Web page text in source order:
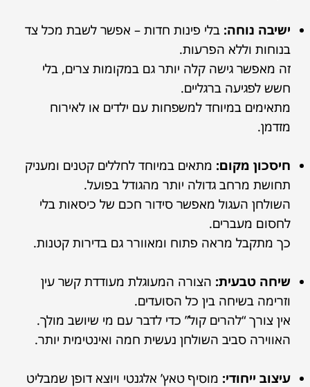
ישיבה נוחה: בלי פינות חדות – אפשר לשבת מכל צד
בנוחות וללא הפרעות.
זה מאפשר גישה קלה יותר גם במקומות צרים, בלי
חשש לפגיעה ברגליים.
מתאימים במיוחד למשפחות עם ילדים או לאירוח
מזדמן.
חיסכון מקום: מתאים במיוחד לחללים קטנים ומעניק
תחושת מרחב גדולה יותר מהגודל בפועל.
השולחן העגול מאפשר סידור חכם של כיסאות בלי
לחסום מעברים.
כך מתקבל מראה פתוח ומאוורר גם בדירות קטנות.
שיחה טבעית: הצורה המעוגלת מעודדת קשר עין
וזרימה בשיחה בין כל הסועדים.
אין צורך “להרים קול” כדי לדבר עם מי שיושב מולך.
האווירה סביב השולחן נעשית חמה ואינטימית יותר.
עיצוב ייחודי: מוסיף טאץ’ אלגנטי ויוצא דופן שמבליט